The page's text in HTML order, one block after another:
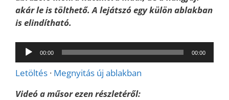
akár le is tölthető. A lejátszó egy külön ablakban
is elindítható.
Audió
lejátszó
00:00 00:00
Letöltés · Megnyitás új ablakban
Videó a műsor ezen részletéről: